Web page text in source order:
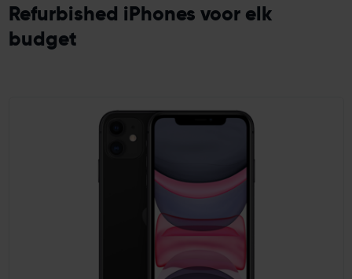
Refurbished iPhones voor elk
budget